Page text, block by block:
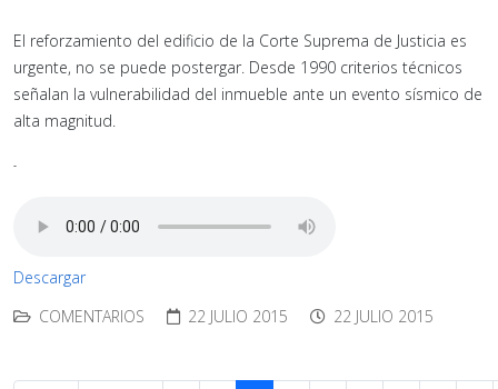
El reforzamiento del edificio de la Corte Suprema de Justicia es
urgente, no se puede postergar. Desde 1990 criterios técnicos
señalan la vulnerabilidad del inmueble ante un evento sísmico de
alta magnitud.
-
Descargar
COMENTARIOS
22 JULIO 2015 22 JULIO 2015